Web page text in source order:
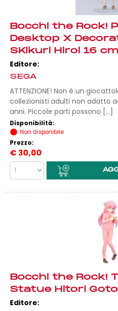
Bocchi the Rock!
Desktop X
SKikuri Hiroi 16 cm
Editore:
SEGA
ATTENZIONE! Non è un
collezionisti adulti non adatto
anni. Piccole parti possono [...]
Disponibilità:
Non disponibile
Prezzo:
€ 30,00
Bocchi the Rock!
Statue Hitori
Editore: